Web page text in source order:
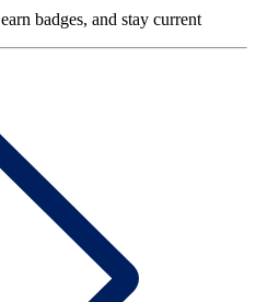
badges, and stay current